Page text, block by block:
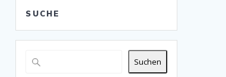
SUCHE
Suchen